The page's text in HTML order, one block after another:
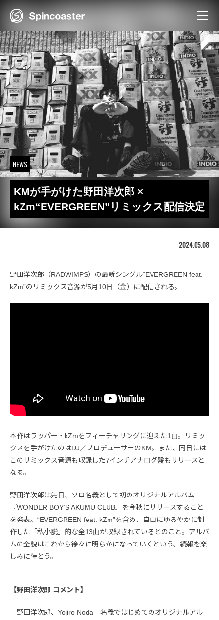
NEWS
KMが手がけた野田洋次郎 ×
kZm“EVERGREEN”リミックス配信決定
2024.05.08
野田洋次郎（RADWIMPS）の最新シングル“EVERGREEN feat.
kZm”のリミックス音源が5月10日（金）に配信される。
本作はラッパー・kZmをフィーチャリングに迎えた1曲。リミッ
クスを手がけたのはDJ／プロデューサーのKM。また、同日には
このリミックス音源も収録した7インチアナログ盤もリリースと
なる。
野田洋次郎は先日、ソロ名義として初のオリジナルアルバム
『WONDER BOY’S AKUMU CLUB』を今秋にリリースすること
を発表。“EVERGREEN feat. kZm”を含め、自由にゆるやかに制
作した「私小説」的な全13曲が収録されているとのこと。アルバ
ムの全貌はこれから徐々に明らかになっていくという。続報を楽
しみに待とう。
【野田洋次郎 コメント】
［野田洋次郎、Yojiro Noda］名義ではじめてのオリジナルアル